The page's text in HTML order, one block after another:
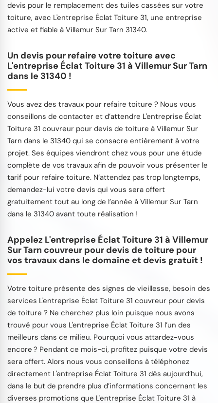
devis pour le remplacement des tuiles cassées sur votre
toiture, avec L'entreprise Éclat Toiture 31, une entreprise
active et fiable à Villemur Sur Tarn 31340.
Un devis pour refaire votre toiture avec
L'entreprise Éclat Toiture 31 à Villemur Sur Tarn
dans le 31340 !
Vous avez des travaux pour refaire toiture ? Nous vous
conseillons de contacter et d’attendre L'entreprise Éclat
Toiture 31 couvreur pour devis de toiture à Villemur Sur
Tarn dans le 31340 qui se consacre entièrement à votre
projet. Ses équipes viendront chez vous pour une étude
complète de vos travaux afin de pouvoir vous présenter le
tarif pour refaire toiture. N’attendez pas trop longtemps,
demandez-lui votre devis qui vous sera offert
gratuitement tout au long de l’année à Villemur Sur Tarn
dans le 31340 avant toute réalisation !
Appelez L'entreprise Éclat Toiture 31 à Villemur
Sur Tarn couvreur pour devis de toiture pour
vos travaux dans le domaine et devis gratuit !
Votre toiture présente des signes de vieillesse, besoin des
services L'entreprise Éclat Toiture 31 couvreur pour devis
de toiture ? Ne cherchez plus loin puisque nous avons
trouvé pour vous L'entreprise Éclat Toiture 31 l’un des
meilleurs dans ce milieu. Pourquoi vous attardez-vous
encore ? Pendant ce mois-ci, profitez puisque votre devis
sera offert. Alors nous vous conseillons à téléphonez
directement L'entreprise Éclat Toiture 31 dès aujourd’hui,
dans le but de prendre plus d’informations concernant les
diverses promotions que L'entreprise Éclat Toiture 31 à